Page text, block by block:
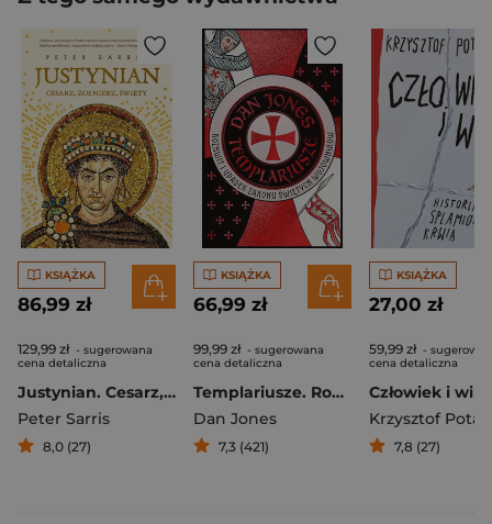
KSIĄŻKA
86,99 zł
129,99 zł - sugerowana
cena detaliczna
Justynian. Cesarz, żołnierz, święty
Peter Sarris
8,0 (27)
KSIĄŻKA
66,99 zł
99,99 zł - sugerowana
cena detaliczna
Templariusze. Rozkwit i upadek zakonu świętych wojowników
Dan Jones
7,3 (421)
KSIĄŻKA
27,00 zł
59,99 zł -
cena detaliczna
Krzysztof
7,8 (27)